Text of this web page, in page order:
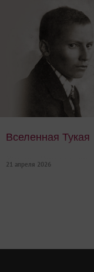
Вселенная Тукая
Жизнь. Творчество.
21 апреля 2026